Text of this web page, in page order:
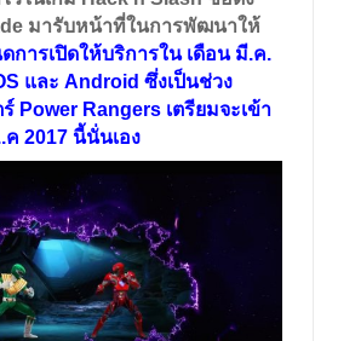
มารับหน้าที่ในการพัฒนาให้
การเปิดให้บริการใน เดือน มี.ค.
และ Android ซึ่งเป็นช่วง
Power Rangers เตรียมจะเข้า
2017 นี้นั่นเอง